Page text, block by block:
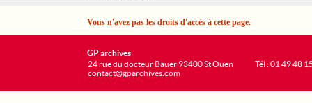
Vous n'avez pas les droits d'accès à cette page.
GP archives
24 rue du docteur Bauer 93400 St Ouen
contact@gparchives.com
Tél : 01 49 48